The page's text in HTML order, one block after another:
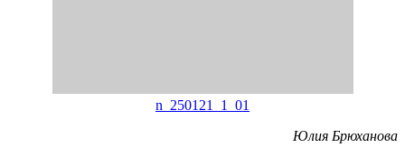
n_250121_1_01
Юлия Брюханова